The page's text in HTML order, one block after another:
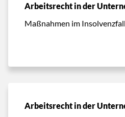
Arbeitsrecht in der
Maßnahmen im Insolvenzfall
Arbeitsrecht in der